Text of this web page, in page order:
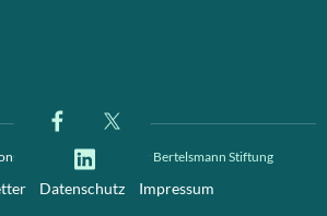
ist ein Projekt der Bertelsmann Stiftung
Datenschutz Impressum